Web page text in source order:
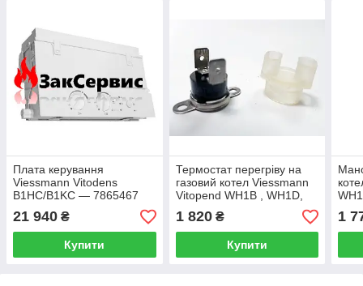
Плата керування
Viessmann Vitodens
B1HC/B1KC — 7865467
21 940 ₴
Купити
Термостат перегріву на
газовий котел Viessmann
Vitopend WH1B , WH1D,
Vitodens WB1A, WB1B,
WB2B, WB1A 7825490
1 820₴
Купити
1